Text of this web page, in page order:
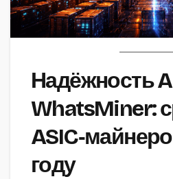
Надёжность
WhatsMiner:
году